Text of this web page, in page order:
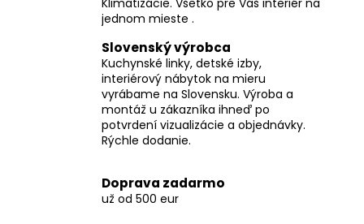
jednom mieste .
Slovenský výrobca
Kuchynské linky, detské izby,
interiérový nábytok na mieru
vyrábame na Slovensku. Výroba a
montáž u zákazníka ihneď po
potvrdení vizualizácie a objednávky.
Rýchle dodanie.
Doprava zadarmo
už od 500 eur